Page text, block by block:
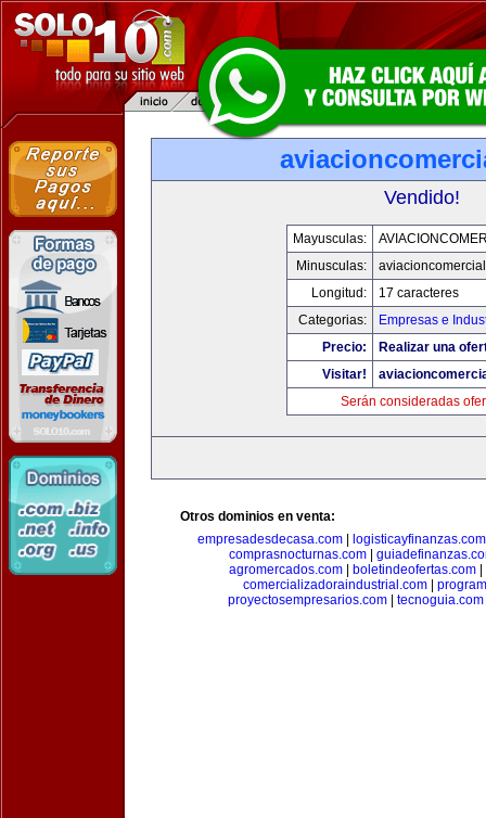
Vendido!
Mayusculas:
Minusculas:
Longitud:
17 caracteres
Categorias:
Empresas e
Precio:
Realizar una
Visitar!
Serán consideradas
Otros dominios en venta:
empresadesdecasa.com
logisticayfinanzas.com
comprasnocturnas.com
agromercados.com
boletindeofertas.com
comercializadoraindustrial.com
proyectosempresarios.com
tecnoguia.com